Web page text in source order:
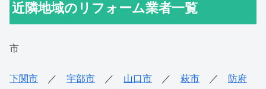
近隣地域のリフォーム業者一覧
市
下関市 ／ 宇部市 ／ 山口市 ／ 萩市 ／
防府